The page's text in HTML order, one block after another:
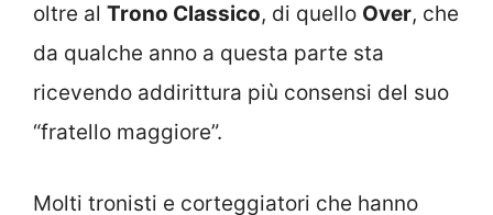
oltre al Trono Classico, di quello Over, che
da qualche anno a questa parte sta
ricevendo addirittura più consensi del suo
“fratello maggiore”.
Molti tronisti e corteggiatori che hanno